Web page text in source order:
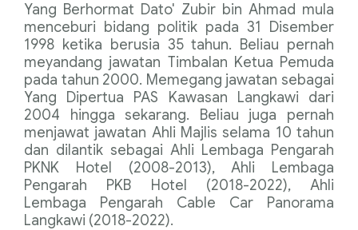
Yang Berhormat Dato' Zubir bin Ahmad mula
menceburi bidang politik pada 31 Disember
1998 ketika berusia 35 tahun. Beliau pernah
meyandang jawatan Timbalan Ketua Pemuda
pada tahun 2000. Memegang jawatan sebagai
Yang Dipertua PAS Kawasan Langkawi dari
2004 hingga sekarang. Beliau juga pernah
menjawat jawatan Ahli Majlis selama 10 tahun
dan dilantik sebagai Ahli Lembaga Pengarah
PKNK Hotel (2008-2013), Ahli Lembaga
Pengarah PKB Hotel (2018-2022), Ahli
Lembaga Pengarah Cable Car Panorama
Langkawi (2018-2022).